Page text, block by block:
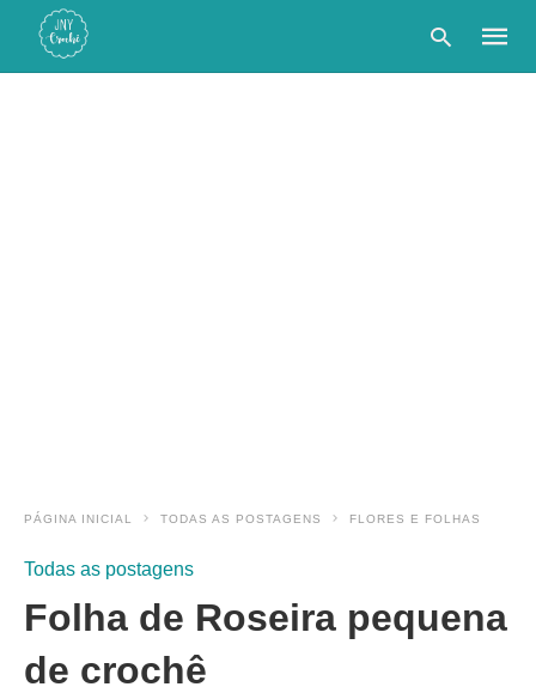
PÁGINA INICIAL TODAS AS POSTAGENS FLORES E FOLHAS
Todas as postagens
Folha de Roseira pequena
de crochê